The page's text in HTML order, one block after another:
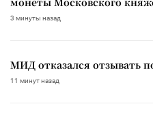
3 минуты назад
МИД отказался отзывать
11 минут назад